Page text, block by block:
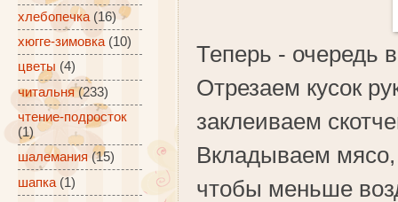
Теперь - очередь
Отрезаем кусок
заклеиваем
Вкладываем
чтобы меньше
хлебопечка (16)
хюгге-зимовка (10)
цветы (4)
читальня (233)
чтение-подросток
(1)
шалемания (15)
шапка (1)